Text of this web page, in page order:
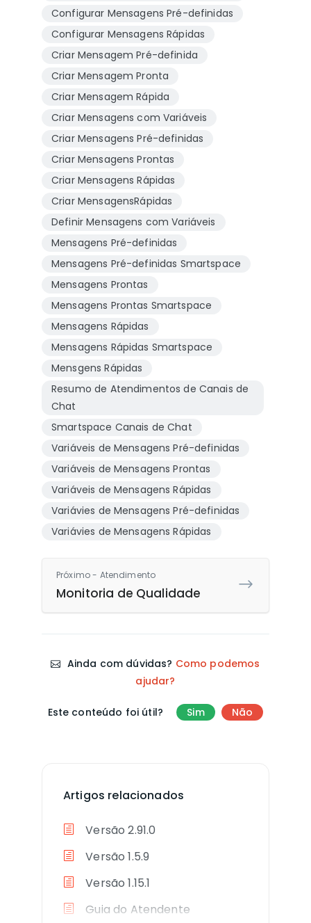
Configurar Mensagens Pré-definidas
Configurar Mensagens Rápidas
Criar Mensagem Pré-definida
Criar Mensagem Pronta
Criar Mensagem Rápida
Criar Mensagens com Variáveis
Criar Mensagens Pré-definidas
Criar Mensagens Prontas
Criar Mensagens Rápidas
Criar MensagensRápidas
Definir Mensagens com Variáveis
Mensagens Pré-definidas
Mensagens Pré-definidas Smartspace
Mensagens Prontas
Mensagens Prontas Smartspace
Mensagens Rápidas
Mensagens Rápidas Smartspace
Mensgens Rápidas
Resumo de Atendimentos de Canais de
Chat
Smartspace Canais de Chat
Variáveis de Mensagens Pré-definidas
Variáveis de Mensagens Prontas
Variáveis de Mensagens Rápidas
Variávies de Mensagens Pré-definidas
Variávies de Mensagens Rápidas
Próximo - Atendimento
Monitoria de Qualidade
Ainda com dúvidas? Como podemos
ajudar?
Este conteúdo foi útil? Sim Não
Artigos relacionados
Versão 2.91.0
Versão 1.5.9
Versão 1.15.1
Guia do Atendente